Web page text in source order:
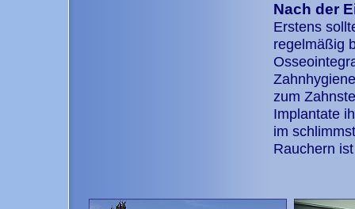
Nach der
Erstens
regelmäßig
zum
Implantate
im
Rauchern